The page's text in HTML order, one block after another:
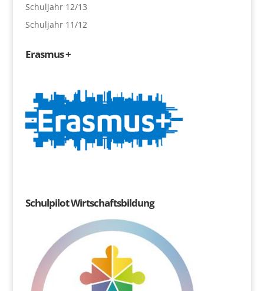
Schuljahr 12/13
Schuljahr 11/12
Erasmus +
Schulpilot Wirtschaftsbildung